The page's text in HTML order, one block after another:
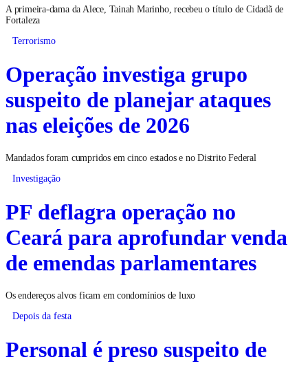
A primeira-dama da Alece, Tainah Marinho, recebeu o título de Cidadã de
Fortaleza
Terrorismo
Operação investiga grupo
suspeito de planejar ataques
nas eleições de 2026
Mandados foram cumpridos em cinco estados e no Distrito Federal
Investigação
PF deflagra operação no
Ceará para aprofundar venda
de emendas parlamentares
Os endereços alvos ficam em condomínios de luxo
Depois da festa
Personal é preso suspeito de